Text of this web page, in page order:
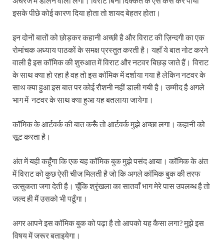
इसके पीछे कोई कारण दिया होता तो शायद बेहतर होता।
इन दोनों बातों को छोड़कर कहानी अच्छी है और विराट की ज़िन्दगी का एक
रोमांचक अध्याय पाठकों के समक्ष प्रस्तुत करती है। यहाँ ये बात नोट करने
वाली है इस कॉमिक की शुरुआत में विराट और नटवर बिछड़ जाते हैं। विराट
के साथ क्या हो रहा है वह तो इस कॉमिक में दर्शाया गया है लेकिन नटवर के
साथ क्या हुआ इस बात पर कोई रौशनी नहीं डाली गयी है। उम्मीद है अगले
भाग में नटवर के साथ क्या हुआ यह बतलाया जायेगा।
कॉमिक के आर्टवर्क की बात करूँ तो आर्टवर्क मुझे अच्छा लगा। कहानी को
सूट करता है।
अंत में यही कहूँगा कि एक यह कॉमिक बुक मुझे पसंद आया। कॉमिक के अंत
में विराट को कुछ ऐसी चीज मिलती है जो कि अगले कॉमिक बुक की तरफ
उत्सुकता जगा देती है। चूँकि श्रृंखला का सातवाँ भाग मेरे पास उपलब्ध है तो
जल्द ही मैं उसको भी पढूँगा।
अगर आपने इस कॉमिक बुक को पढ़ा है तो आपको यह कैसा लगा? मुझे इस
विषय में जरूर बताइयेगा।